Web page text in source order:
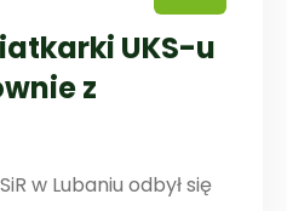
UKS-u
z
w Lubaniu odbył się